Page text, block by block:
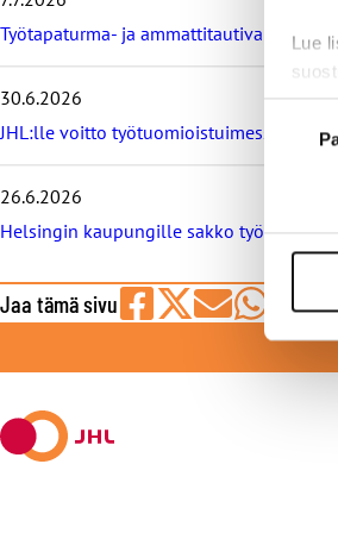
Lue
valinta
t
u
t
i
s
e
t
Työtapaturma- ja ammattitautivakuutus
30.6.2026
JHL:lle voitto työtuomioistuimessa:
26.6.2026
Helsingin kaupungille sakko
Jaa tämä sivu
Jaa